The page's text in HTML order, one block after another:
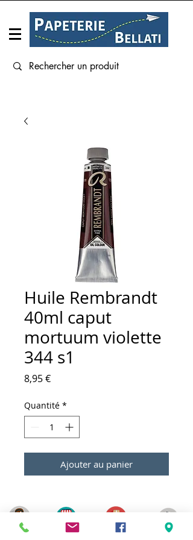
Huile Rembrandt
40ml caput
mortuum violette
344 s1
8,95 €Prix
Quantité *
Ajouter au panier
Service client
Paiement sécurisé
Click & Collect 2H
Livraison gratuite